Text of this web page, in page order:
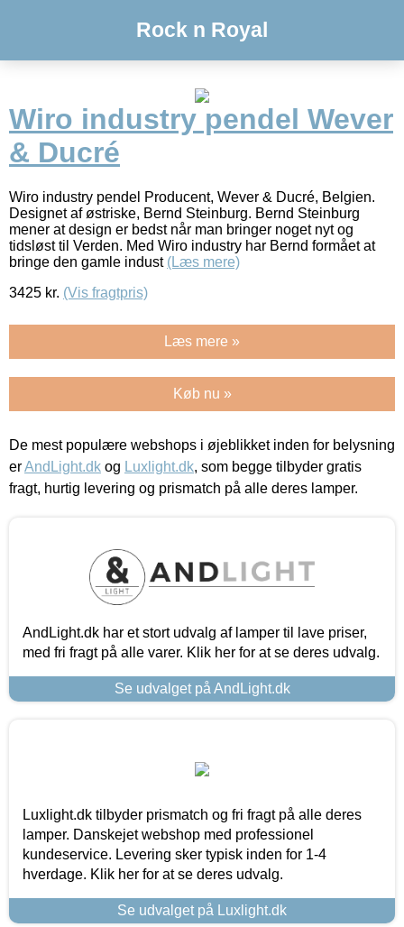
Rock n Royal
Wiro industry pendel Wever
& Ducré
Wiro industry pendel Producent, Wever & Ducré, Belgien.
Designet af østriske, Bernd Steinburg. Bernd Steinburg
mener at design er bedst når man bringer noget nyt og
tidsløst til Verden. Med Wiro industry har Bernd formået at
bringe den gamle indust (Læs mere)
3425 kr. (Vis fragtpris)
Læs mere »
Køb nu »
De mest populære webshops i øjeblikket inden for belysning
erAndLight.dk og Luxlight.dk, som begge tilbyder gratis
fragt, hurtig levering og prismatch på alle deres lamper.
AndLight.dk har et stort udvalg af lamper til lave priser,
med fri fragt på alle varer. Klik her for at se deres udvalg.
Se udvalget på AndLight.dk
Luxlight.dk tilbyder prismatch og fri fragt på alle deres
lamper. Danskejet webshop med professionel
kundeservice. Levering sker typisk inden for 1-4
hverdage. Klik her for at se deres udvalg.
Se udvalget på Luxlight.dk